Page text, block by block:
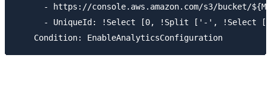
- https://console.aws.amazon.com/s3/bucket/
- UniqueId: !Select [0, !Split ['-', !Select